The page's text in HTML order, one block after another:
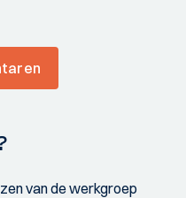
van de werkgroep